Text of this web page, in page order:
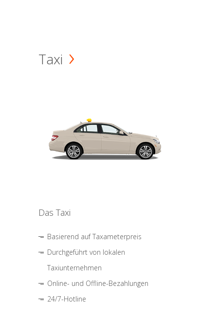
Taxi
Das Taxi
Basierend auf Taxameterpreis
Durchgeführt von lokalen
Taxiunternehmen
Online- und Offline-Bezahlungen
24/7-Hotline